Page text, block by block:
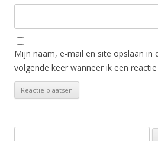
Mijn naam, e-mail en site opslaan in
volgende keer wanneer ik een